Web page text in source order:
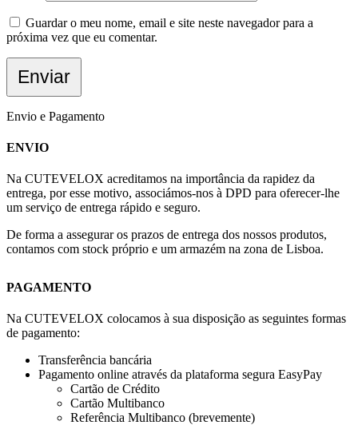
Guardar o meu nome, email e site neste navegador para a
próxima vez que eu comentar.
Envio e Pagamento
ENVIO
Na CUTEVELOX acreditamos na importância da rapidez da
entrega, por esse motivo, associámos-nos à DPD para oferecer-lhe
um serviço de entrega rápido e seguro.
De forma a assegurar os prazos de entrega dos nossos produtos,
contamos com stock próprio e um armazém na zona de Lisboa.
PAGAMENTO
Na CUTEVELOX colocamos à sua disposição as seguintes formas
de pagamento:
Transferência bancária
Pagamento online através da plataforma segura EasyPay
Cartão de Crédito
Cartão Multibanco
Referência Multibanco (brevemente)